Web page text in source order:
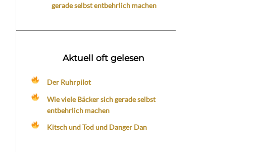
gerade selbst entbehrlich machen
Aktuell oft gelesen
Der Ruhrpilot
Wie viele Bäcker sich gerade selbst
entbehrlich machen
Kitsch und Tod und Danger Dan